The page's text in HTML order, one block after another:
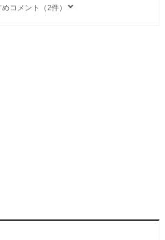
コメント（2件）